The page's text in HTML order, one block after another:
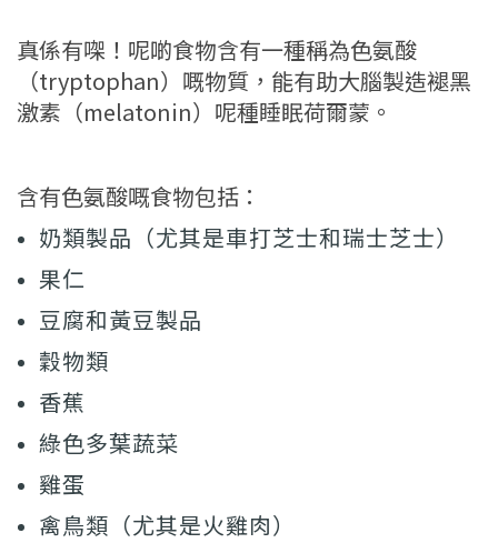
真係有㗎！呢啲食物含有一種稱為色氨酸
（tryptophan）嘅物質，能有助大腦製造褪黑
激素（melatonin）呢種睡眠荷爾蒙。
含有色氨酸嘅食物包括：
奶類製品（尤其是車打芝士和瑞士芝士）
果仁
豆腐和黃豆製品
穀物類
香蕉
綠色多葉蔬菜
雞蛋
禽鳥類（尤其是火雞肉）